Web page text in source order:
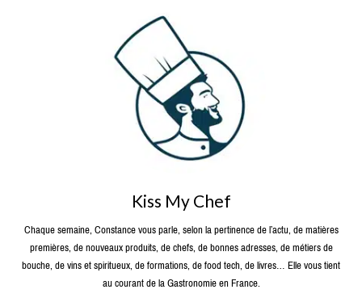
Kiss My Chef
Chaque semaine, Constance vous parle, selon la pertinence de l’actu, de matières
premières, de nouveaux produits, de chefs, de bonnes adresses, de métiers de
bouche, de vins et spiritueux, de formations, de food tech, de livres… Elle vous tient
au courant de la Gastronomie en France.